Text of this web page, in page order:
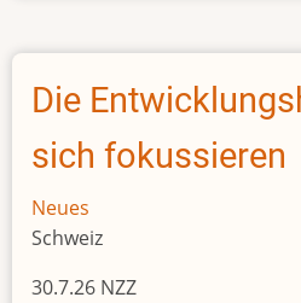
Militärjunta:
Niger
bleibt
instabil
Die
sich fokussieren
Neues
Schweiz
30.7.26 NZZ